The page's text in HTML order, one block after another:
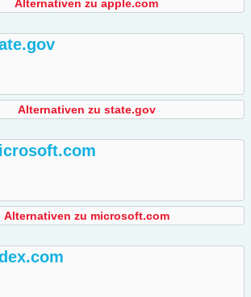
Alternativen zu apple.com
Alternativen zu state.gov
Alternativen zu microsoft.com